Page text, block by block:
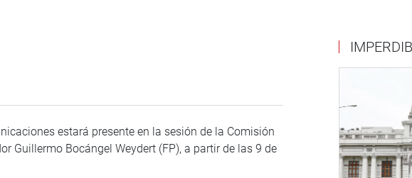
estará presente en la sesión de la Comisión
Guillermo Bocángel Weydert (FP), a partir de las 9 de